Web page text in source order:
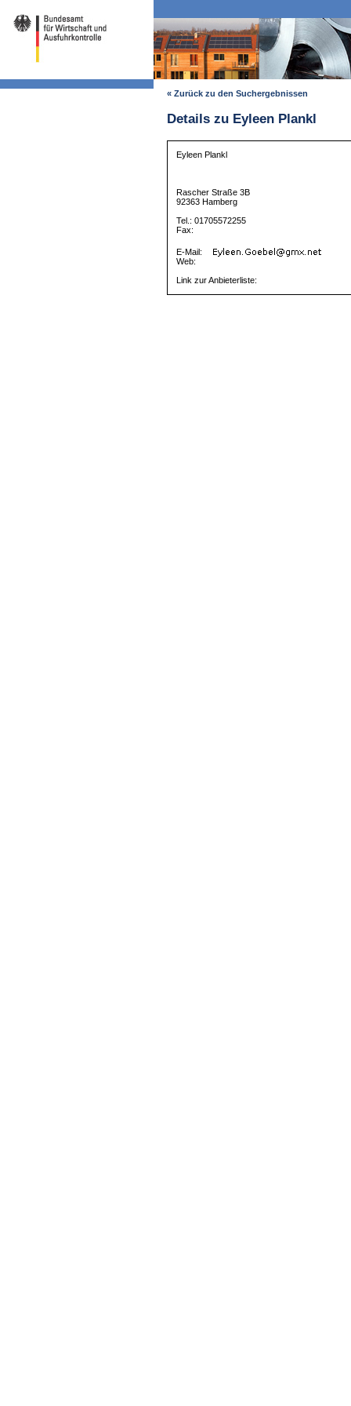
« Zurück zu den Suchergebnissen
Details zu Eyleen Plankl
Eyleen Plankl
Rascher Straße 3B
92363 Hamberg
Tel.: 01705572255
Fax:
E-Mail:
Web:
Link zur Anbieterliste: